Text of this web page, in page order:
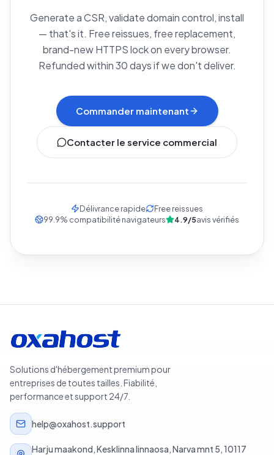
Generate a CSR, validate domain control, install
— that's it. Free reissues, free replacement,
brand-new HTTPS lock on every browser.
Refunded within 30 days if we don't deliver.
Commander maintenant
Contacter le service commercial
Délivrance rapide
Free reissues
99.9% compatibilité navigateurs 4.9/5avis vérifiés
Solutions d'hébergement premium pour
entreprises de toutes tailles. Fiabilité,
performance et support 24/7.
help@oxahost.support
Harju maakond, Kesklinna linnaosa, Narva mnt 5, 10117